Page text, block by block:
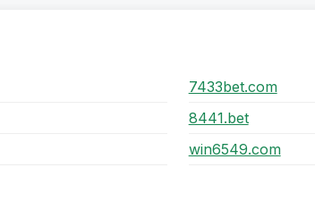
7433bet.com
8441.bet
win6549.com